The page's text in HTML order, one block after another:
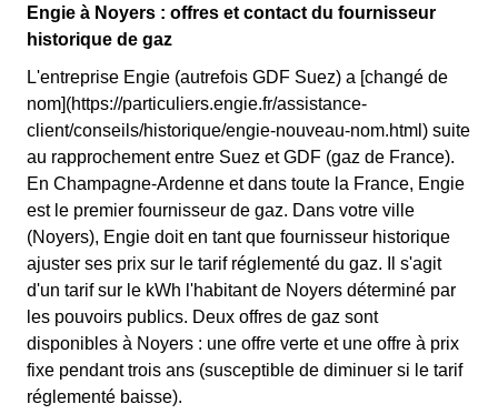
Engie à Noyers : offres et contact du fournisseur
historique de gaz
L'entreprise Engie (autrefois GDF Suez) a [changé de
nom](https://particuliers.engie.fr/assistance-
client/conseils/historique/engie-nouveau-nom.html) suite
au rapprochement entre Suez et GDF (gaz de France).
En Champagne-Ardenne et dans toute la France, Engie
est le premier fournisseur de gaz. Dans votre ville
(Noyers), Engie doit en tant que fournisseur historique
ajuster ses prix sur le tarif réglementé du gaz. Il s'agit
d'un tarif sur le kWh l'habitant de Noyers déterminé par
les pouvoirs publics. Deux offres de gaz sont
disponibles à Noyers : une offre verte et une offre à prix
fixe pendant trois ans (susceptible de diminuer si le tarif
réglementé baisse).